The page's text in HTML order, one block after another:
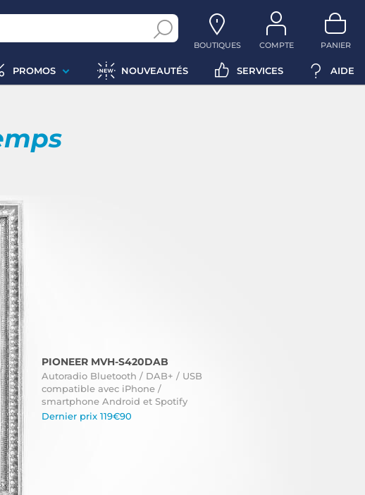
BOUTIQUES COMPTE PANIER
PROMOS NOUVEAUTÉS SERVICES AIDE
PIONEER MVH-S420DAB
Autoradio Bluetooth / DAB+ / USB
compatible avec iPhone /
smartphone Android et Spotify
Dernier prix 119€90